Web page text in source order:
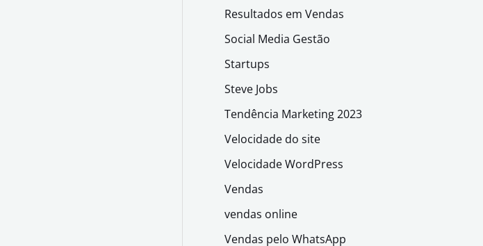
Resultados em Vendas
Social Media Gestão
Startups
Steve Jobs
Tendência Marketing 2023
Velocidade do site
Velocidade WordPress
Vendas
vendas online
Vendas pelo WhatsApp